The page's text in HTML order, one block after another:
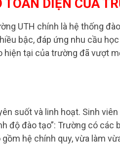
DIỆN CỦA
UTH chính là hệ thống
bậc, đáp ứng nhu cầu
tại của trường đã vượt
suốt và linh hoạt. Sinh
độ đào tạo”: Trường có các
hệ chính quy, vừa làm